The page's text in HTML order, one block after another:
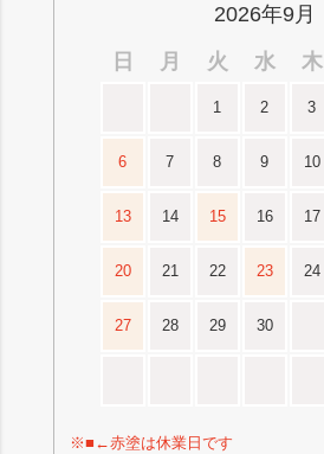
2026年9月
日
月 火 水 木
1 2 3
6 7 8 9 10
13 14 15 16 17
20 21 22 23 24
27 28 29 30
※■←赤塗は休業日です